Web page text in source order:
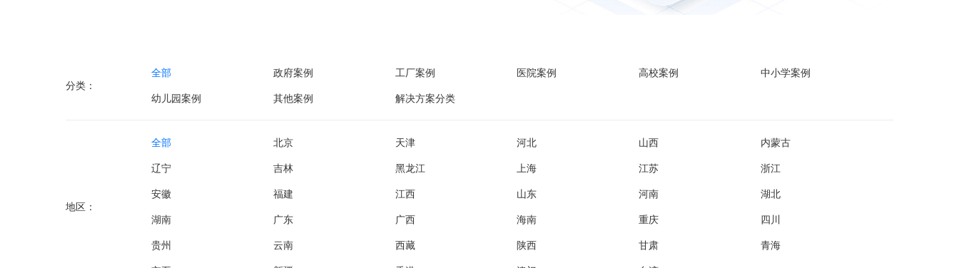
分类：
全部 政府案例 工厂案例 医院案例 高校案例
中小学案例
幼儿园案例
其他案例 解决方案分类
地区：
全部 北京 天津 河北 山西
内蒙古
辽宁
吉林 黑龙江 上海 江苏
浙江
安徽
福建 江西 山东 河南
湖北
湖南
广东 广西 海南 重庆
四川
贵州
云南 西藏 陕西 甘肃
青海